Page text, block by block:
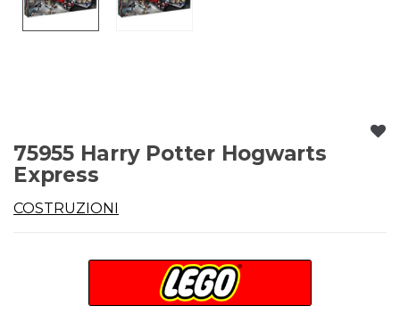
75955 Harry Potter Hogwarts
Express
COSTRUZIONI